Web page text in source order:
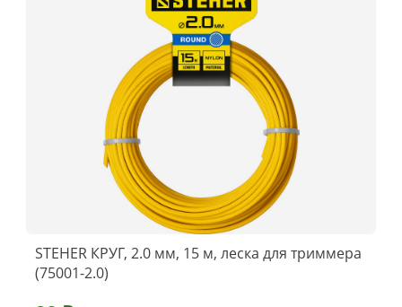
STEHER КРУГ, 2.0 мм, 15 м, леска для триммера
(75001-2.0)